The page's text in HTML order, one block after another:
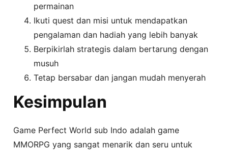
permainan
Ikuti quest dan misi untuk mendapatkan
pengalaman dan hadiah yang lebih banyak
Berpikirlah strategis dalam bertarung dengan
musuh
Tetap bersabar dan jangan mudah menyerah
Kesimpulan
Game Perfect World sub Indo adalah game
MMORPG yang sangat menarik dan seru untuk